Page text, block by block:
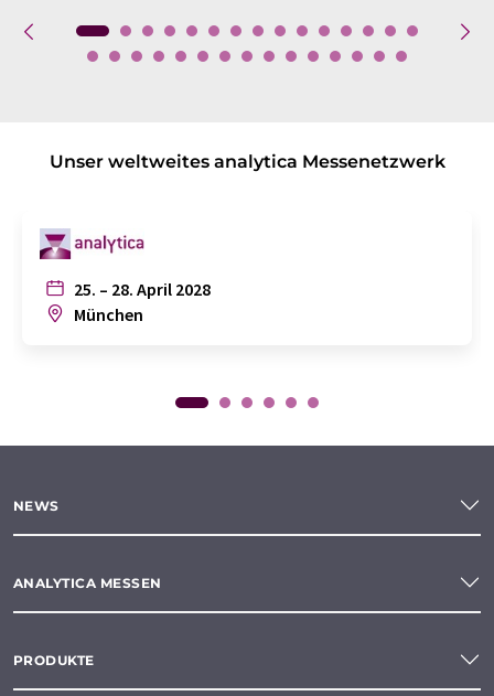
Unser weltweites analytica Messenetzwerk
25. – 28. April 2028
München
NEWS
ANALYTICA MESSEN
PRODUKTE